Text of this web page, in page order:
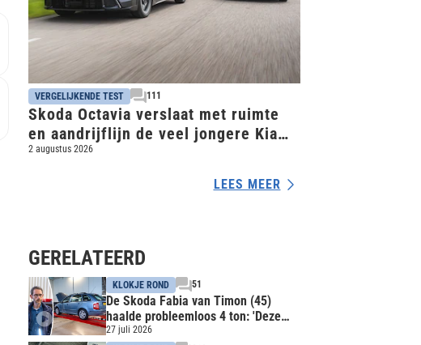
VERGELIJKENDE TEST 111
Skoda Octavia verslaat met ruimte
en aandrijflijn de veel jongere Kia
K4
2 augustus 2026
LEES MEER
GERELATEERD
KLOKJE ROND 51
De Skoda Fabia van Timon (45)
haalde probleemloos 4 ton: 'Deze
auto wordt niet verwend'
27 juli 2026